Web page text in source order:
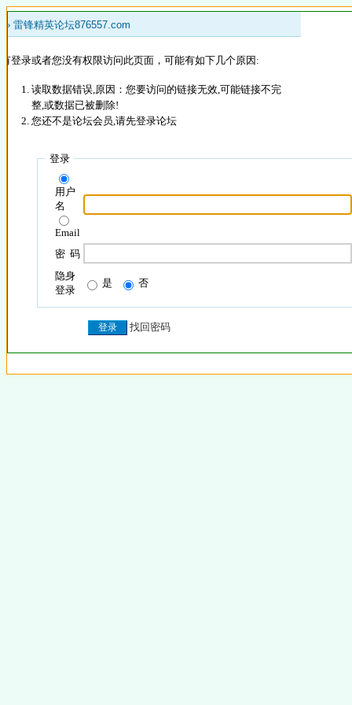
» 雷锋精英论坛876557.com
登录或者您没有权限访问此页面，可能有如下几个原因:
读取数据错误,原因：您要访问的链接无效,可能链接不完
整,或数据已被删除!
您还不是论坛会员,请先登录论坛
登录
用户
名
Email
密 码
隐身
登录
是 否
找回密码